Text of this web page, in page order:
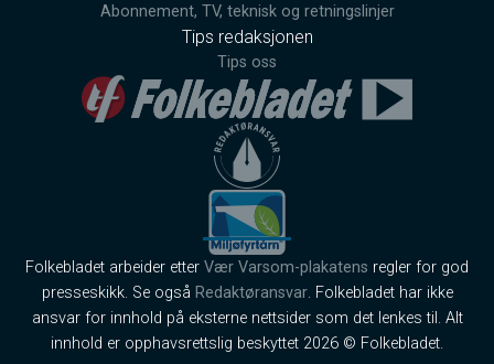
Abonnement, TV, teknisk og retningslinjer
Tips redaksjonen
Tips oss
Folkebladet arbeider etter Vær Varsom-plakatens regler for god
presseskikk. Se også Redaktøransvar. Folkebladet har ikke
ansvar for innhold på eksterne nettsider som det lenkes til. Alt
innhold er opphavsrettslig beskyttet 2026 © Folkebladet.